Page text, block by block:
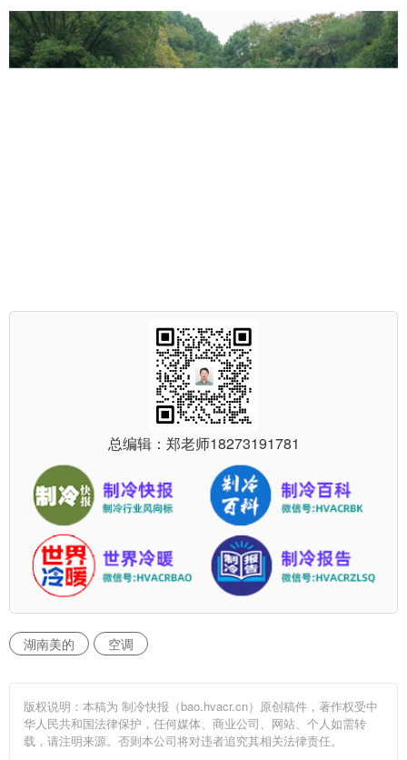
总编辑：郑老师18273191781
湖南美的 空调
版权说明：本稿为 制冷快报（bao.hvacr.cn）原创稿件，著作权受中
华人民共和国法律保护，任何媒体、商业公司、网站、个人如需转
载，请注明来源。否则本公司将对违者追究其相关法律责任。